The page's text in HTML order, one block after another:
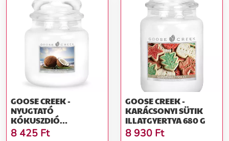
GOOSE CREEK -
NYUGTATÓ
KÓKUSZDIÓ
ILLATGYERTYA 450 G
8 425 Ft
GOOSE CREEK -
KARÁCSONYI SÜTIK
ILLATGYERTYA 680 G
8 930 Ft